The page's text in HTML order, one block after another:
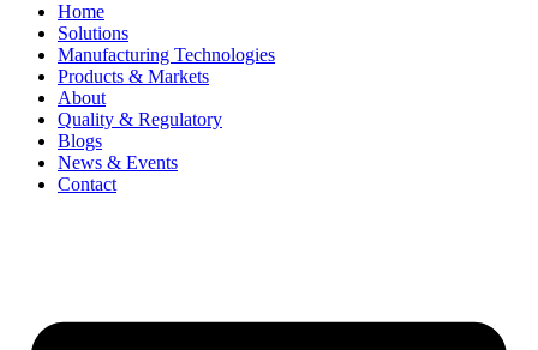
Home
Solutions
Manufacturing Technologies
Products & Markets
About
Quality & Regulatory
Blogs
News & Events
Contact